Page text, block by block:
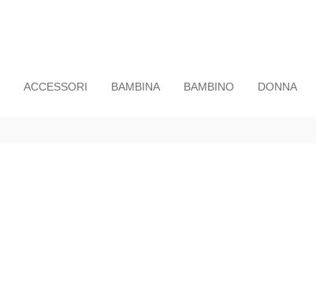
ACCESSORI BAMBINA BAMBINO DONNA